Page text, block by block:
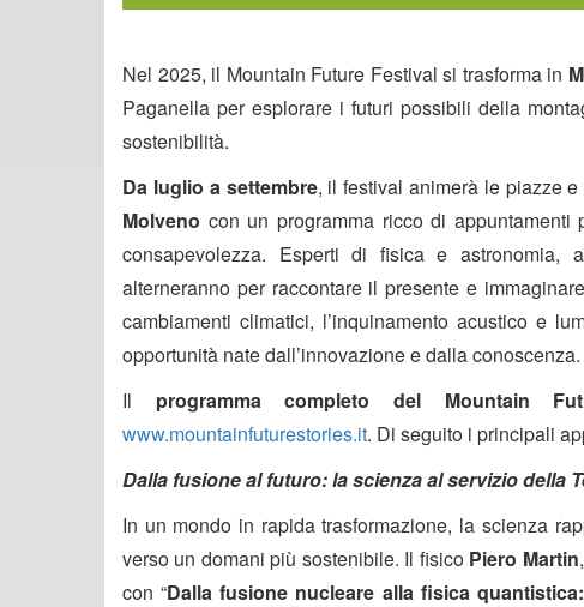
Nel 2025, il Mountain Future Festival si trasforma in
Paganella per esplorare i futuri possibili della
sostenibilità.
Da luglio a settembre, il festival animerà le piazze
Molveno con un programma ricco di
consapevolezza. Esperti di fisica e astronomia,
alterneranno per raccontare il presente e
cambiamenti climatici, l’inquinamento acustico e
opportunità nate dall’innovazione e dalla conoscenza.
Il programma completo del Mountain
www.mountainfuturestories.it. Di seguito i principali
Dalla fusione al futuro: la scienza al servizio della
In un mondo in rapida trasformazione, la scienza
verso un domani più sostenibile. Il fisico Piero Martin
con “Dalla fusione nucleare alla fisica